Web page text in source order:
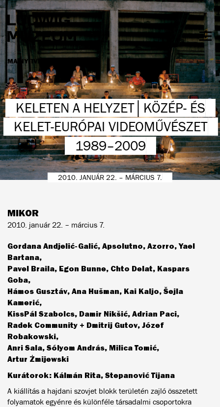
Ugrás
a
tartalomra
MA NYITVA:
NYITVATARTÁS ÉS JEGYÁRAK
KELETEN A HELYZET│KÖZÉP- ÉS
KELET-EURÓPAI VIDEOMŰVÉSZET
1989–2009
2010. JANUÁR 22. – MÁRCIUS 7.
MIKOR
2010. január 22. – március 7.
Gordana Andjelić-Galić, Apsolutno, Azorro, Yael
Bartana,
Pavel Braila, Egon Bunne, Chto Delat, Kaspars
Goba,
Hámos Gusztáv, Ana Hušman, Kai Kaljo, Šejla
Kamerić,
KissPál Szabolcs, Damir Nikšić, Adrian Paci,
Radek Community + Dmitrij Gutov, Józef
Robakowski,
Anri Sala, Sólyom András, Milica Tomić,
Artur Żmijewski
Kurátorok: Kálmán Rita, Stepanović Tijana
A kiállítás a hajdani szovjet blokk területén zajló összetett
folyamatok egyénre és különféle társadalmi csoportokra